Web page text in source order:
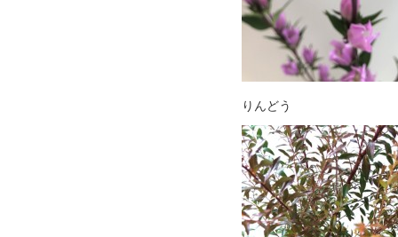
りんどう